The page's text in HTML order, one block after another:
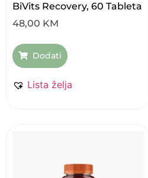
BiVits Recovery, 60 Tableta
48,00 KM
Dodati
Lista želja